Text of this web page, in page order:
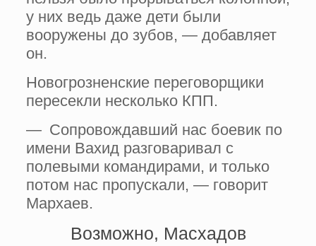
у них ведь даже дети были
вооружены до зубов, — добавляет
он.
Новогрозненские переговорщики
пересекли несколько КПП.
— Сопровождавший нас боевик по
имени Вахид разговаривал с
полевыми ко­мандирами, и только
потом нас пропускали, — говорит
Мархаев.
Возможно, Масхадов